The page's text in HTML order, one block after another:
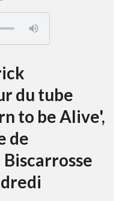
du tube
to be Alive',
de